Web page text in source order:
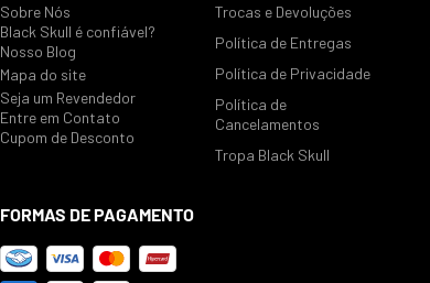
Sobre Nós
Black Skull é confiável?
Nosso Blog
Mapa do site
Seja um Revendedor
Entre em Contato
Cupom de Desconto
FORMAS DE PAGAMENTO
Trocas e Devoluções
Política de Entregas
Política de Privacidade
Política de
Cancelamentos
Tropa Black Skull